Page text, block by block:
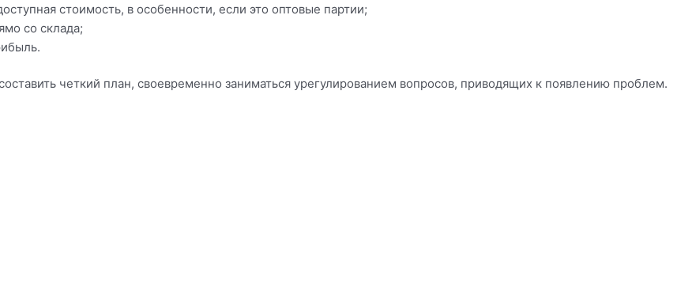
стоимость, в особенности, если это оптовые партии;
со склада;
четкий план, своевременно заниматься урегулированием вопросов, приводящих к появлению проблем.